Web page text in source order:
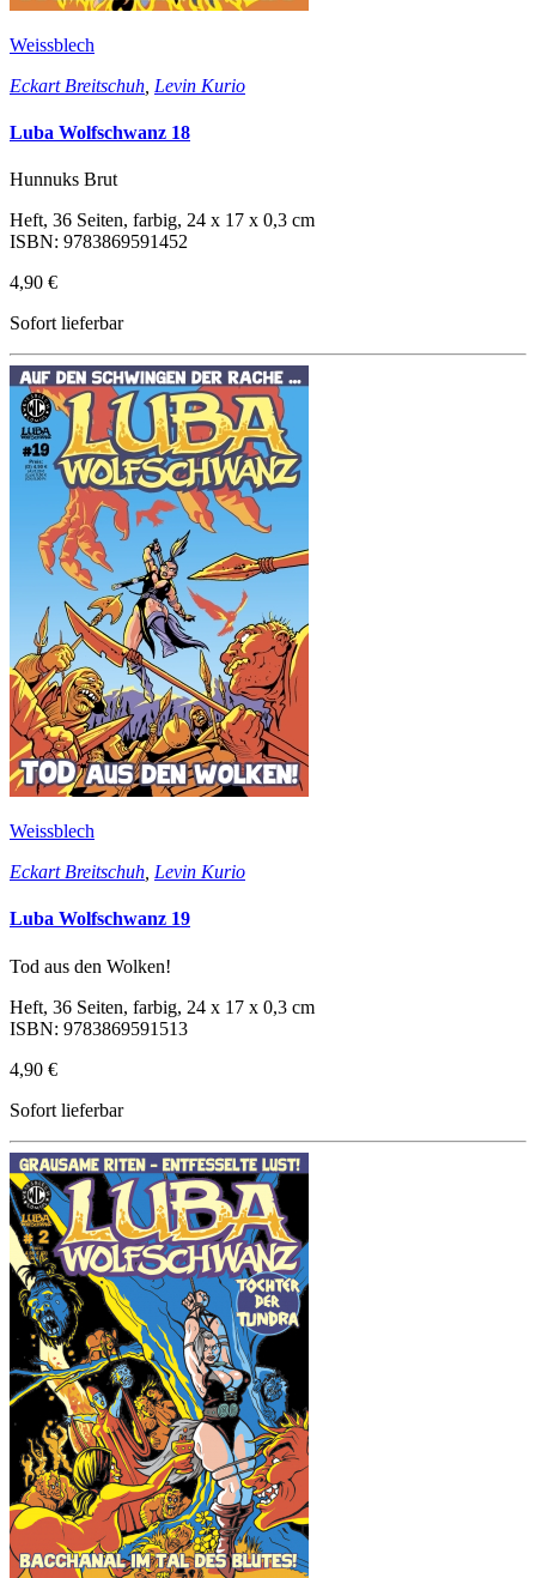
Weissblech
Eckart Breitschuh Levin Kurio
Luba Wolfschwanz 18
Hunnuks Brut
Heft, 36 Seiten, farbig, 24 x 17 x 0,3 cm
ISBN: 9783869591452
4,90 €
Sofort lieferbar
Weissblech
Eckart Breitschuh Levin Kurio
Luba Wolfschwanz 19
Tod aus den Wolken!
Heft, 36 Seiten, farbig, 24 x 17 x 0,3 cm
ISBN: 9783869591513
4,90 €
Sofort lieferbar